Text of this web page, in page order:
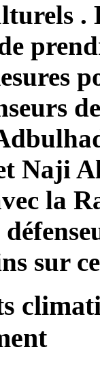
Naji
la
sur